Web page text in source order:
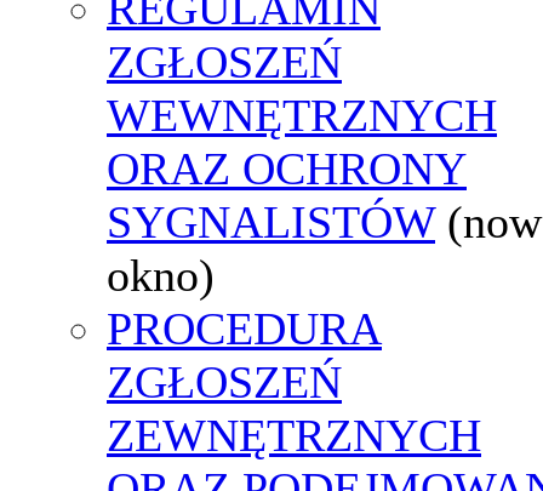
ZGŁOSZEŃ
WEWNĘTRZNYCH
ORAZ OCHRONY
SYGNALISTÓW
okno)
PROCEDURA
ZGŁOSZEŃ
ZEWNĘTRZNYCH